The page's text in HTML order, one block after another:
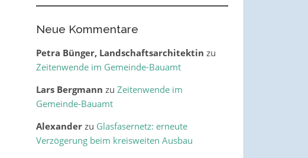
Neue Kommentare
Petra Bünger, Landschaftsarchitektin zu
Zeitenwende im Gemeinde-Bauamt
Lars Bergmann zu Zeitenwende im
Gemeinde-Bauamt
Alexanderzu Glasfasernetz: erneute
Verzögerung beim kreisweiten Ausbau